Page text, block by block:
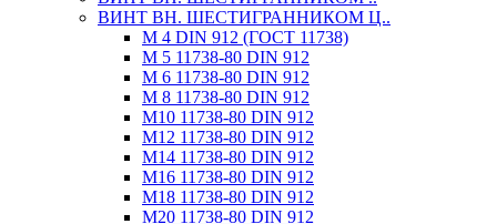
ВИНТ ВН. ШЕСТИГРАННИКОМ Ц..
М 4 DIN 912 (ГОСТ 11738)
М 5 11738-80 DIN 912
М 6 11738-80 DIN 912
М 8 11738-80 DIN 912
М10 11738-80 DIN 912
М12 11738-80 DIN 912
М14 11738-80 DIN 912
М16 11738-80 DIN 912
М18 11738-80 DIN 912
М20 11738-80 DIN 912